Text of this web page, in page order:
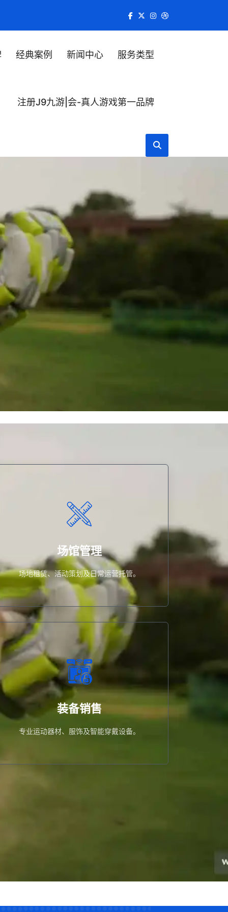
经典案例 新闻中心 服务类型
注册J9九游|会-真人游戏第一品牌
场馆管理
场地租赁、活动策划及日常运营托管。
场馆管理
场地租赁、活动策划及日常运营托管。
装备销售
专业运动器材、服饰及智能穿戴设备。
专业运动器材、服饰及智能穿戴设备。